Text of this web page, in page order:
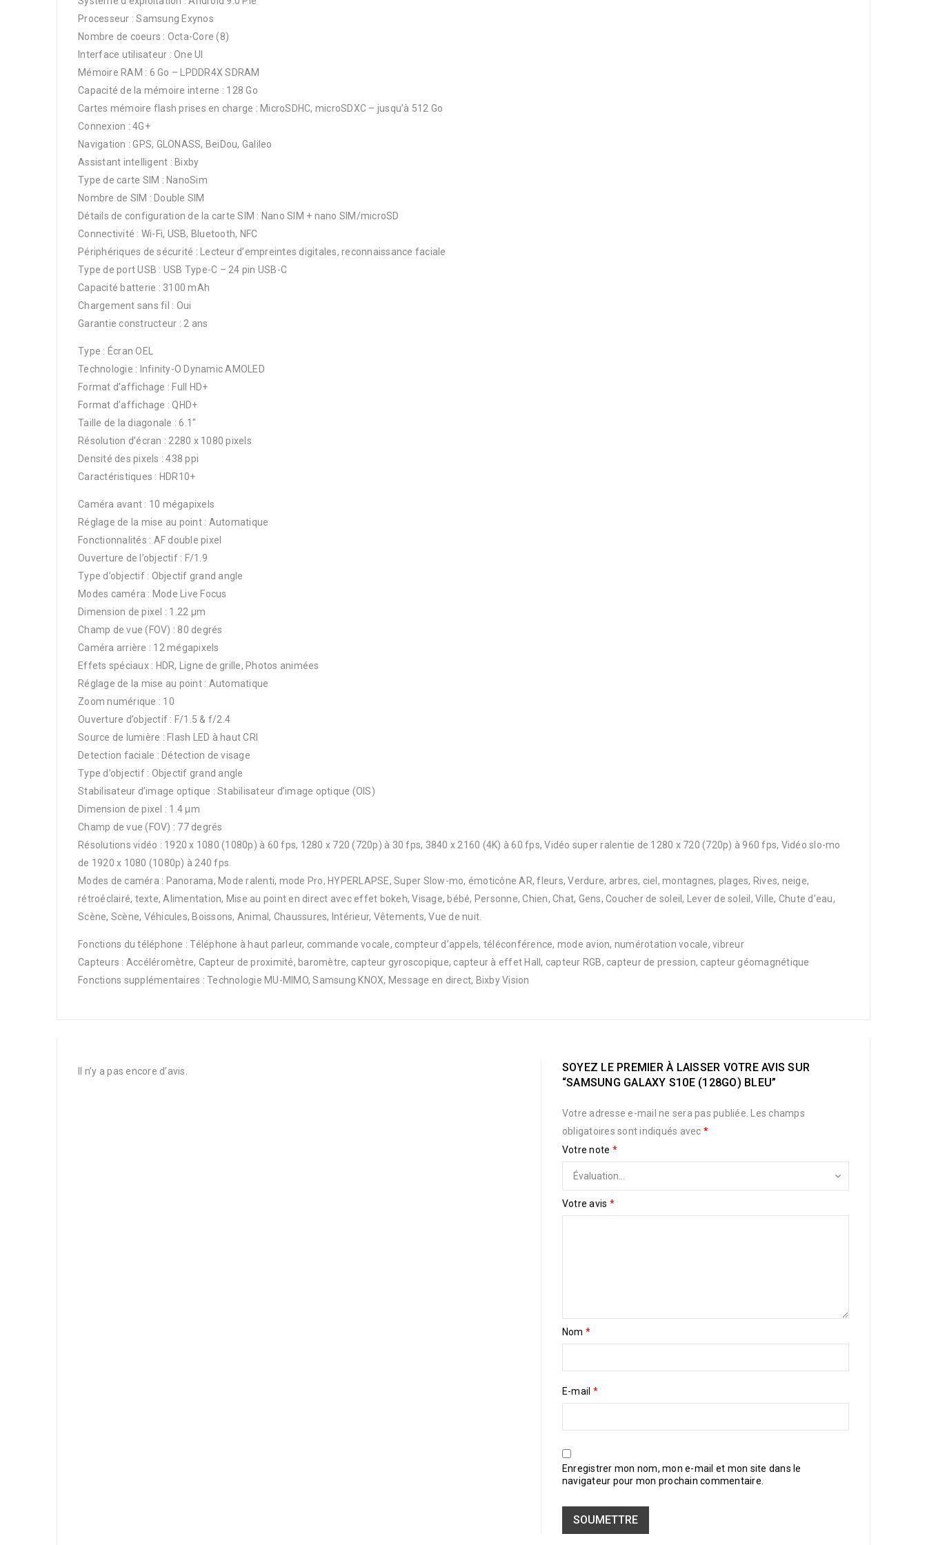
Processeur : Samsung Exynos
Nombre de coeurs : Octa-Core (8)
Interface utilisateur : One UI
Mémoire RAM : 6 Go – LPDDR4X SDRAM
Capacité de la mémoire interne : 128 Go
Cartes mémoire flash prises en charge : MicroSDHC, microSDXC – jusqu’à 512 Go
Connexion : 4G+
Navigation : GPS, GLONASS, BeiDou, Galileo
Assistant intelligent : Bixby
Type de carte SIM : NanoSim
Nombre de SIM : Double SIM
Détails de configuration de la carte SIM : Nano SIM + nano SIM/microSD
Connectivité : Wi-Fi, USB, Bluetooth, NFC
Périphériques de sécurité : Lecteur d’empreintes digitales, reconnaissance faciale
Type de port USB : USB Type-C – 24 pin USB-C
Capacité batterie : 3100 mAh
Chargement sans fil : Oui
Garantie constructeur : 2 ans
Type : Écran OEL
Technologie : Infinity-O Dynamic AMOLED
Format d’affichage : Full HD+
Format d’affichage : QHD+
Taille de la diagonale : 6.1″
Résolution d’écran : 2280 x 1080 pixels
Densité des pixels : 438 ppi
Caractéristiques : HDR10+
Caméra avant : 10 mégapixels
Réglage de la mise au point : Automatique
Fonctionnalités : AF double pixel
Ouverture de l’objectif : F/1.9
Type d’objectif : Objectif grand angle
Modes caméra : Mode Live Focus
Dimension de pixel : 1.22 µm
Champ de vue (FOV) : 80 degrés
Caméra arrière : 12 mégapixels
Effets spéciaux : HDR, Ligne de grille, Photos animées
Réglage de la mise au point : Automatique
Zoom numérique : 10
Ouverture d’objectif : F/1.5 & f/2.4
Source de lumière : Flash LED à haut CRI
Detection faciale : Détection de visage
Type d’objectif : Objectif grand angle
Stabilisateur d’image optique : Stabilisateur d’image optique (OIS)
Dimension de pixel : 1.4 µm
Champ de vue (FOV) : 77 degrés
Résolutions vidéo : 1920 x 1080 (1080p) à 60 fps, 1280 x 720 (720p) à 30 fps, 3840 x 2160 (4K) à 60 fps, Vidéo super ralentie de 1280 x 720 (720p) à 960 fps, Vidéo slo-mo
de 1920 x 1080 (1080p) à 240 fps.
Modes de caméra : Panorama, Mode ralenti, mode Pro, HYPERLAPSE, Super Slow-mo, émoticône AR, fleurs, Verdure, arbres, ciel, montagnes, plages, Rives, neige,
rétroéclairé, texte, Alimentation, Mise au point en direct avec effet bokeh, Visage, bébé, Personne, Chien, Chat, Gens, Coucher de soleil, Lever de soleil, Ville, Chute d’eau,
Scène, Scène, Véhicules, Boissons, Animal, Chaussures, Intérieur, Vêtements, Vue de nuit.
Fonctions du téléphone : Téléphone à haut parleur, commande vocale, compteur d’appels, téléconférence, mode avion, numérotation vocale, vibreur
Capteurs : Accéléromètre, Capteur de proximité, baromètre, capteur gyroscopique, capteur à effet Hall, capteur RGB, capteur de pression, capteur géomagnétique
Fonctions supplémentaires : Technologie MU-MIMO, Samsung KNOX, Message en direct, Bixby Vision
Il n’y a pas encore d’avis.
SOYEZ LE PREMIER À LAISSER VOTRE AVIS SUR
“SAMSUNG GALAXY S10E (128GO) BLEU”
Votre adresse e-mail ne sera pas publiée.
Les champs
obligatoires sont indiqués avec *
Votre note *
Votre avis *
Nom *
E-mail *
Enregistrer mon nom, mon e-mail et mon site dans le
navigateur pour mon prochain commentaire.